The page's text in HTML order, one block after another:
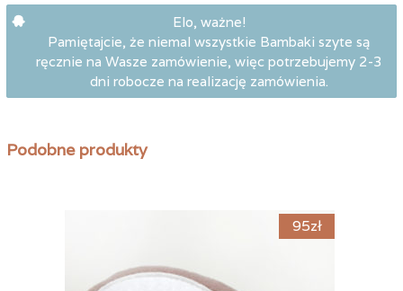
Elo, ważne!
Pamiętajcie, że niemal wszystkie Bambaki szyte są
ręcznie na Wasze zamówienie, więc potrzebujemy 2-3
dni robocze na realizację zamówienia.
Podobne produkty
95zł